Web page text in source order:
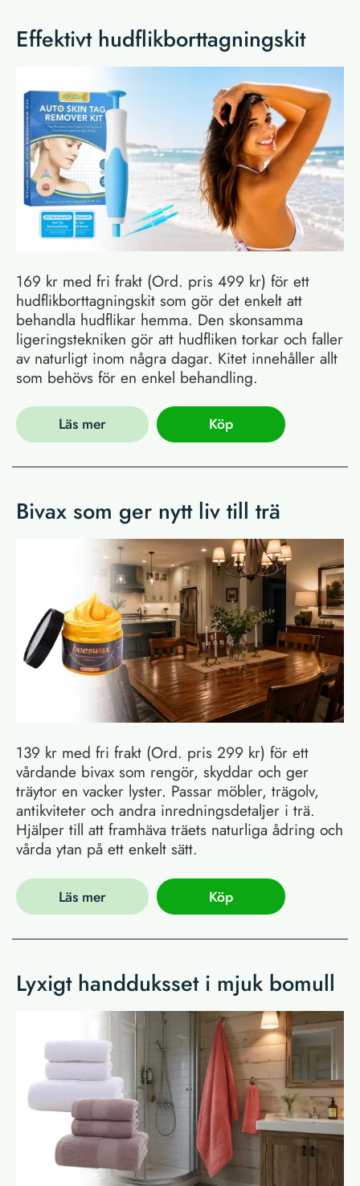
Effektivt hudflikborttagningskit
169 kr med fri frakt (Ord. pris 499 kr) för ett
hudflikborttagningskit som gör det enkelt att
behandla hudflikar hemma. Den skonsamma
ligeringstekniken gör att hudfliken torkar och faller
av naturligt inom några dagar. Kitet innehåller allt
som behövs för en enkel behandling.
Läs mer Köp
Bivax som ger nytt liv till trä
139 kr med fri frakt (Ord. pris 299 kr) för ett
vårdande bivax som rengör, skyddar och ger
träytor en vacker lyster. Passar möbler, trägolv,
antikviteter och andra inredningsdetaljer i trä.
Hjälper till att framhäva träets naturliga ådring och
vårda ytan på ett enkelt sätt.
Läs mer Köp
Lyxigt handduksset i mjuk bomull